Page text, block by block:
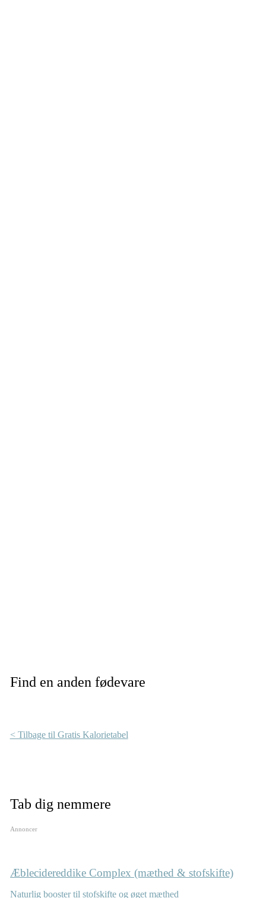
Find en anden fødevare
< Tilbage til Gratis Kalorietabel
Tab dig nemmere
Annoncer
Æblecidereddike Complex (mæthed & stofskifte)
Naturlig booster til stofskifte og øget mæthed